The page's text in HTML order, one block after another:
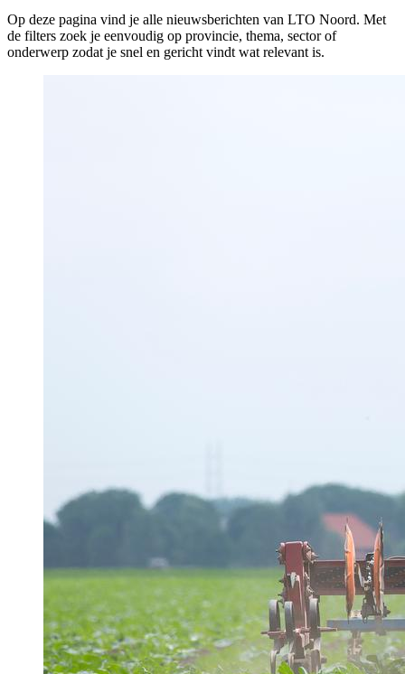
Op deze pagina vind je alle nieuwsberichten van LTO Noord. Met
de filters zoek je eenvoudig op provincie, thema, sector of
onderwerp zodat je snel en gericht vindt wat relevant is.